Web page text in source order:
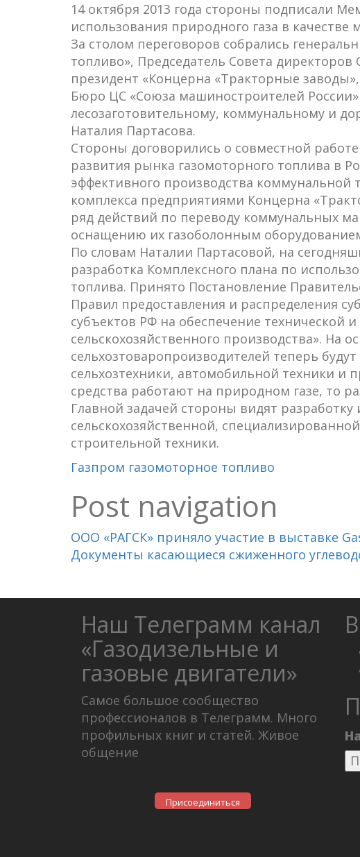
14 октября 2013 года стороны подписали
использования природного газа в качестве
За столом переговоров собрались
топливо», Председатель Совета
президент «Концерна «Тракторные
Бюро ЦС «Союза машиностроителей
лесозаготовительному, коммунальному и
Наталия Партасова.
Стороны договорились о совместной
развития рынка газомоторного топлива в
эффективного производства
комплекса предприятиями Концерна
ряд действий по переводу коммунальных
оснащению их газоболонным
По словам Наталии Партасовой, на
разработка Комплексного плана по
топлива. Принято Постановление
Правил предоставления и распределения
субъектов РФ на обеспечение технической
сельскохозяйственного производства». На
сельхозтоваропроизводителей теперь
сельхозтехники, автомобильной техники и
средства работают на природном газе, то
Главной задачей стороны видят
сельскохозяйственной,
строительной техники.
Газпром газомоторное топливо
Post navigation
ООО «РАГСК» приняло участие в выставке
Документы касающиеся сжиженного
Наш Телеграмм канал
«Газодизельные и
газовые двигатели»
Самое большое сообщество
профессионалов в Телеграмм. Много
профильных книг и статей. Живое
общение
Присоединиться